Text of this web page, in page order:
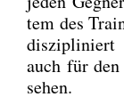
tem des
dis­zi­pli­niert
auch für
se­hen.